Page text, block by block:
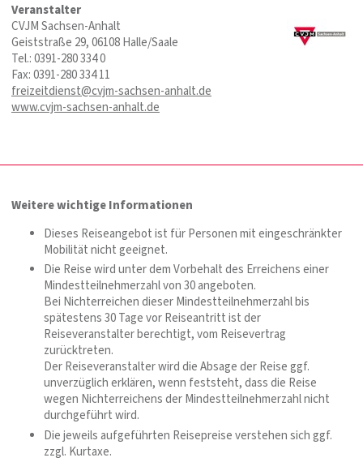
Veranstalter
CVJM Sachsen-Anhalt
Geiststraße 29, 06108 Halle/Saale
Tel.: 0391-280 334 0
Fax: 0391-280 334 11
freizeitdienst@cvjm-sachsen-anhalt.de
www.cvjm-sachsen-anhalt.de
Weitere wichtige Informationen
Dieses Reiseangebot ist für Personen mit eingeschränkter
Mobilität nicht geeignet.
Die Reise wird unter dem Vorbehalt des Erreichens einer
Mindestteilnehmerzahl von 30 angeboten.
Bei Nichterreichen dieser Mindestteilnehmerzahl bis
spätestens 30 Tage vor Reiseantritt ist der
Reiseveranstalter berechtigt, vom Reisevertrag
zurücktreten.
Der Reiseveranstalter wird die Absage der Reise ggf.
unverzüglich erklären, wenn feststeht, dass die Reise
wegen Nichterreichens der Mindestteilnehmerzahl nicht
durchgeführt wird.
Die jeweils aufgeführten Reisepreise verstehen sich ggf.
zzgl. Kurtaxe.